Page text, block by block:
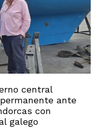
central
ante
con
galego